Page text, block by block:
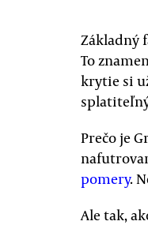
Základný
To
krytie si
Prečo je
pomery.
Ale tak,